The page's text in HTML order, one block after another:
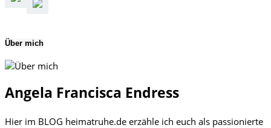
Über mich
Angela Francisca Endress
Hier im BLOG heimatruhe.de erzähle ich euch als passionierte